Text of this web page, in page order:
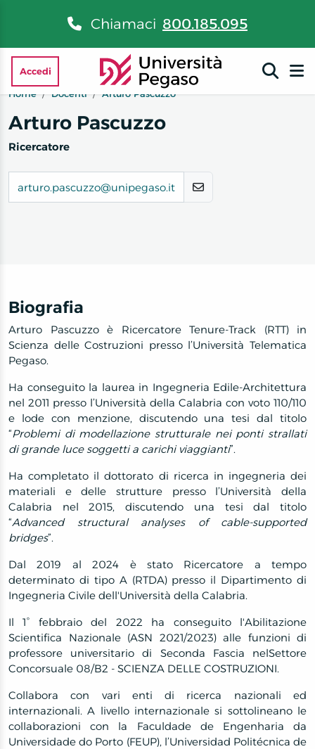
Chiamaci 800.185.095
Accedi
Home
Docenti Arturo Pascuzzo
Arturo Pascuzzo
Ricercatore
arturo.pascuzzo@unipegaso.it
Biografia
Arturo Pascuzzo è Ricercatore Tenure-Track (RTT) in
Scienza delle Costruzioni presso l’Università Telematica
Pegaso.
Ha conseguito la laurea in Ingegneria Edile-Architettura
nel 2011 presso l’Università della Calabria con voto 110/110
e lode con menzione, discutendo una tesi dal titolo
“Problemi di modellazione strutturale nei ponti strallati
di grande luce soggetti a carichi viaggianti”.
Ha completato il dottorato di ricerca in ingegneria dei
materiali e delle strutture presso l’Università della
Calabria nel 2015, discutendo una tesi dal titolo
“Advanced structural analyses of cable-supported
bridges”.
Dal 2019 al 2024 è stato Ricercatore a tempo
determinato di tipo A (RTDA) presso il Dipartimento di
Ingegneria Civile dell'Università della Calabria.
Il 1° febbraio del 2022 ha conseguito l'Abilitazione
Scientifica Nazionale (ASN 2021/2023) alle funzioni di
professore universitario di Seconda Fascia nelSettore
Concorsuale 08/B2 - SCIENZA DELLE COSTRUZIONI.
Collabora con vari enti di ricerca nazionali ed
internazionali. A livello internazionale si sottolineano le
collaborazioni con la Faculdade de Engenharia da
Universidade do Porto (FEUP), l’Universidad Politécnica de